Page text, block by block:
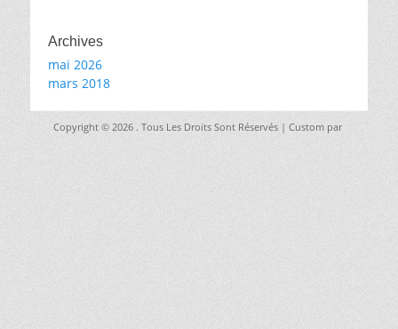
Archives
mai 2026
mars 2018
Copyright © 2026 . Tous Les Droits Sont Réservés | Custom par